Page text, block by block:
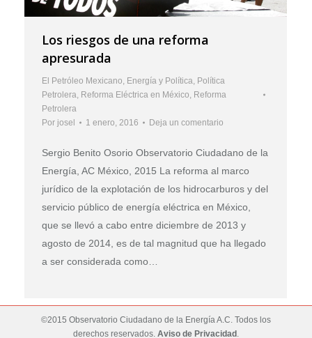
Los riesgos de una reforma
apresurada
El Petróleo Mexicano, Energía y Política, Política
Petrolera, Reforma Eléctrica en México, Reforma
Petrolera
Por josel 1 enero, 2016 Deja un comentario
Sergio Benito Osorio Observatorio Ciudadano de la
Energía, AC México, 2015 La reforma al marco
jurídico de la explotación de los hidrocarburos y del
servicio público de energía eléctrica en México,
que se llevó a cabo entre diciembre de 2013 y
agosto de 2014, es de tal magnitud que ha llegado
a ser considerada como…
©2015 Observatorio Ciudadano de la Energía A.C. Todos los
derechos reservados. Aviso de Privacidad .